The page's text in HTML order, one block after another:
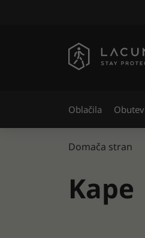
Oblačila Obutev
Domača stran
Kape